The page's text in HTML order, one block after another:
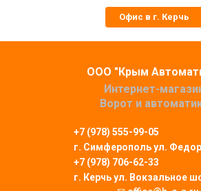
Офис в г. Керчь
ООО "Крым
Интернет-
Ворот и
+7 (978) 555-99-05
г. Симферопольул.
+7 (978) 706-62-33
г. Керчь ул. Вокзальное